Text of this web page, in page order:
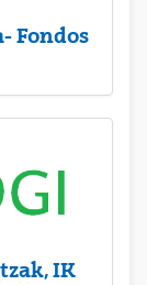
Fondos
IK